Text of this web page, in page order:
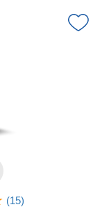
(15)